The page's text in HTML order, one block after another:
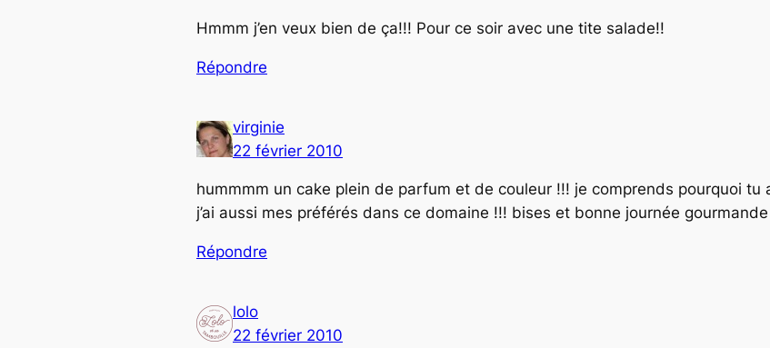
Hmmm j’en veux bien de ça!!! Pour ce soir avec une tite salade!!
Répondre
virginie
22 février 2010
hummmm un cake plein de parfum et de couleur !!! je comprends pourquoi tu
j’ai aussi mes préférés dans ce domaine !!! bises et bonne journée
Répondre
lolo
22 février 2010